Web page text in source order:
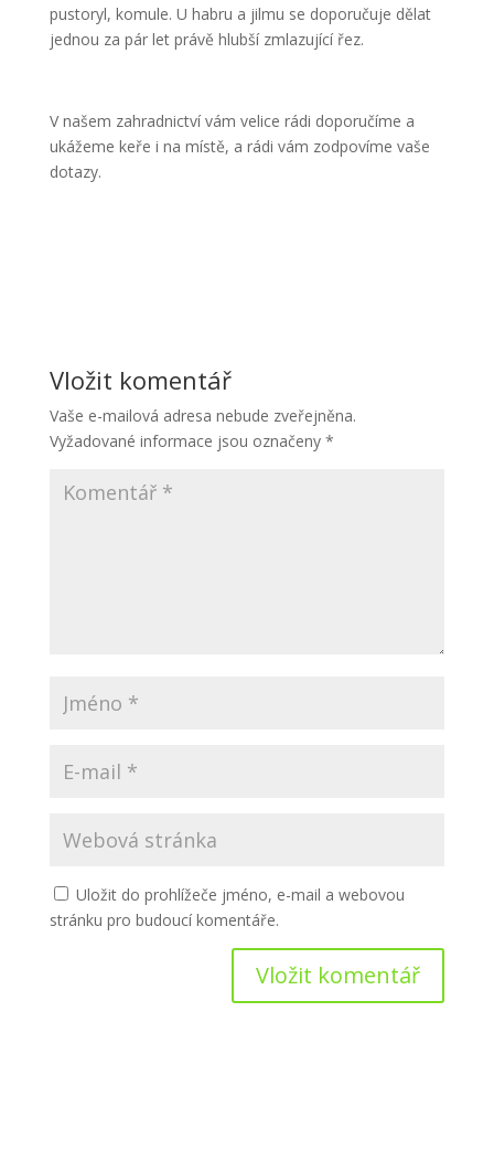
pustoryl, komule. U habru a jilmu se doporučuje dělat
jednou za pár let právě hlubší zmlazující řez.
V našem zahradnictví vám velice rádi doporučíme a
ukážeme keře i na místě, a rádi vám zodpovíme vaše
dotazy.
Vložit komentář
Vaše e-mailová adresa nebude zveřejněna.
Vyžadované informace jsou označeny *
Uložit do prohlížeče jméno, e-mail a webovou
stránku pro budoucí komentáře.